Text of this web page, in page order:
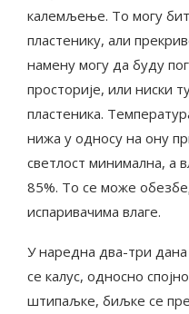
калемљење. То могу
пластенику, али
намену могу да буду
просторије, или ниски
пластеника.
нижа у односу на ону
светлост минимална, а
85%. То се може
испаривачима влаге.
У наредна два-три дана
се калус, односно
штипаљке, биљке се